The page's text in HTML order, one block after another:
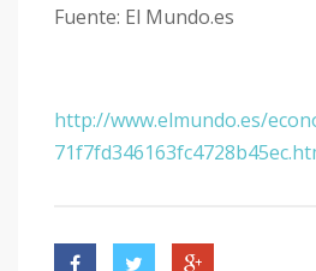
Fuente: El Mundo.es
http://www.elmundo.es/